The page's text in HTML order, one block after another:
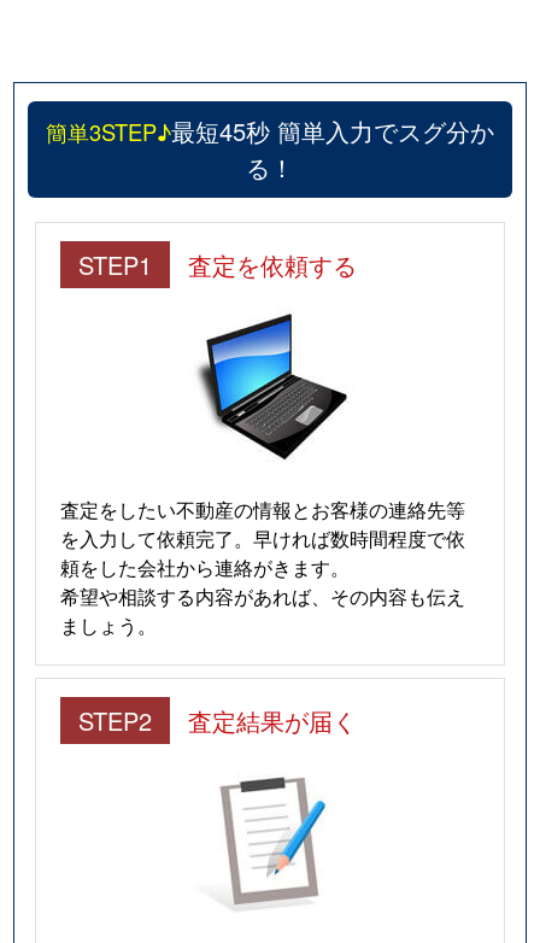
簡単3STEP♪最短45秒 簡単入力でスグ分か
る！
STEP1 査定を依頼する
査定をしたい不動産の情報とお客様の連絡先等
を入力して依頼完了。早ければ数時間程度で依
頼をした会社から連絡がきます。
希望や相談する内容があれば、その内容も伝え
ましょう。
STEP2 査定結果が届く